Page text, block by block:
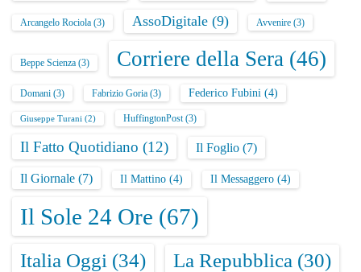
Arcangelo Rociola (3) AssoDigitale (9) Avvenire (3)
Beppe Scienza (3) Corriere della Sera (46)
Domani (3) Fabrizio Goria (3) Federico Fubini (4)
Giuseppe Turani (2) HuffingtonPost (3)
Il Fatto Quotidiano (12) Il Foglio (7)
Il Giornale (7) Il Mattino (4) Il Messaggero (4)
Il Sole 24 Ore (67)
Italia Oggi (34) La Repubblica (30)